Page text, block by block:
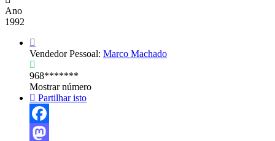
Ano
1992
Vendedor Pessoal: Marco Machado
968*******
Mostrar número
Partilhar isto
Facebook